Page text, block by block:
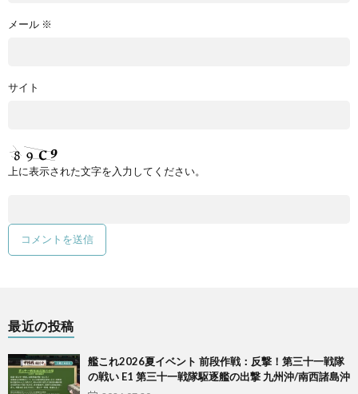
メール ※
サイト
上に表示された文字を入力してください。
最近の投稿
艦これ2026夏イベント 前段作戦：反撃！第三十一戦隊
の戦い E1 第三十一戦隊駆逐艦の出撃 九州沖/南西諸島沖